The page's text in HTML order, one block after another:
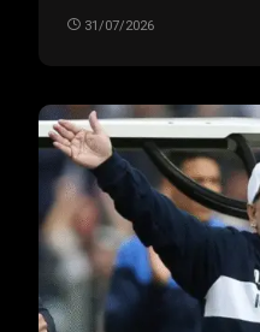
31/07/2026